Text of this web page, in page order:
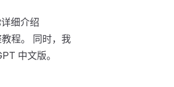
细介绍
程。 同时，我
中文版。